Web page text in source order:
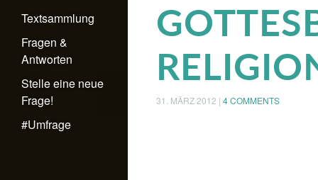
Textsammlung
Fragen &
Antworten
Stelle eine neue
Frage!
#Umfrage
31. MÄRZ 2012 | 4 COMMENTS